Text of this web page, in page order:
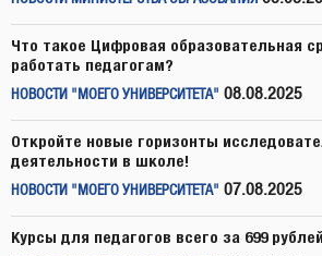
Что такое Цифровая образовательная
работать педагогам?
НОВОСТИ "МОЕГО УНИВЕРСИТЕТА" 08.08.2025
Откройте новые горизонты
деятельности в школе!
НОВОСТИ "МОЕГО УНИВЕРСИТЕТА" 07.08.2025
Курсы для педагогов всего за 699